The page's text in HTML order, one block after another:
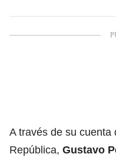
A través de su cuenta
República, Gustavo